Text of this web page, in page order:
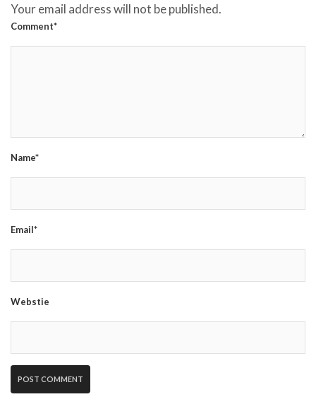
Your email address will not be published.
Comment*
Name*
Email*
Webstie